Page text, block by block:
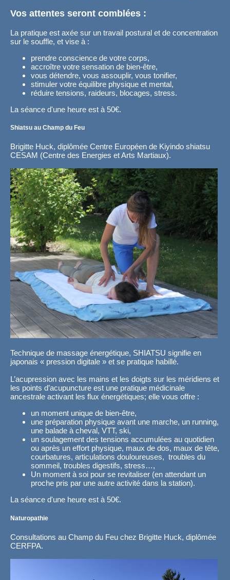
Vos attentes seront comblées :
La pratique est axée sur un travail postural et de concentration
sur le souffle, et vise à :
prendre conscience de votre corps,
accroître votre sensation de bien-être,
vous détendre, vous assouplir, vous tonifier,
stimuler votre équilibre physique et mental,
réduire tensions, raideurs, blocages, stress.
La séance d'une heure est à 50€.
Shiatsu au Champ du Feu
Brigitte Huck, diplômée Centre Européen de Kiyindo shiatsu
CESAM (Centre des Energies et Arts Martiaux).
Technique de massage énergétique, SHIATSU signifie en
japonais « pression digitale » et se pratique habillé.
L’acupression avec les mains et les doigts sur les méridiens et
les points d’acupuncture est une pratique médicinale
ancestrale activant les flux énergétiques; elle vous offre :
un moment unique de bien-être,
une préparation physique avant une marche, un running,
une balade à cheval, VTT, ski,
un soulagement des tensions accumulées au quotidien
ou après un effort physique, maux de dos, maux de tête,
courbatures, articulations douloureuses, troubles du
sommeil, troubles digestifs, stress…,
Un moment à soi pour se revitaliser (en attendant un
proche pris par une autre activité dans la station).
La séance d'une heure est à 50€.
Naturopathie
Consultations au Champ du Feu chez Brigitte Huck, diplômée
CERFPA.